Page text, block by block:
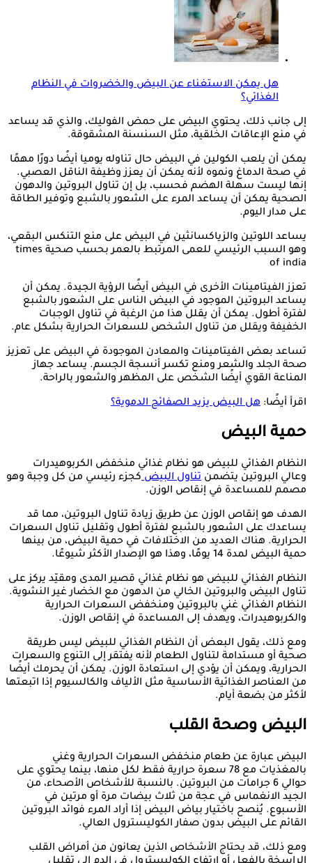
هل يمكن الاستغناء عن البيض والخضروات في النظام
الغذائي؟
إلى جانب ذلك، يحتوي البيض على حمض الفوليك، والذي قد يساعد
في منع الإعاقات الخلقية، مثل السنسنة المشقوقة.
يمكن أن يلعب الكولين في البيض حال تناوله يوميا أيضًا دورًا مهمًا
في صحة الدماغ ونموه لأنه يمكن أن يعزز وظيفة الناقل العصبي.
إنها ليست سهلة الهضم فحسب، بل إن تناول البروتين والدهون
الصحية يمكن أن يساعد المرء على الشعور بالشبع وتوفير الطاقة
على مدار اليوم.
يساعد اللوتين والزياكسانثين في البيض على منع التنكس البقعي،
وهو السبب الرئيسي للعمى المرتبط بالعمر بحسب صحية times
of india
تعزز الفيتامينات الأخرى في البيض أيضًا الرؤية الجيدة. يمكن أن
يساعد البروتين الموجود في البيض الناس على الشعور بالشبع
لفترة أطول. يمكن أن يقلل هذا من الرغبة في تناول الوجبات
الخفيفة ويقلل من تناول الشخص للسعرات الحرارية بشكل عام.
تساعد بعض الفيتامينات والمعادن الموجودة في البيض على تعزيز
صحة الجلد والشعر ومنع تكسر أنسجة الجسم. يساعد جهاز
المناعة القوي أيضًا الشخص على المظهر والشعور بالراحة.
اقرأ أيضًا: هل البيض يزيد الصفائح الدموية؟
حمية البيض
النظام الغذائي للبيض هو نظام غذائي منخفض الكربوهيدرات
وعالي البروتين يتضمن تناول البيضكجزء رئيسي من كل وجبة وهو
مصمم للمساعدة في إنقاص الوزن.
الهدف هو إنقاص الوزن عن طريق زيادة تناول البروتين، مما قد
يساعدك على الشعور بالشبع لفترة أطول وتقليل تناول السعرات
الحرارية. هناك العديد من الاختلافات في حمية البيض، من بينها
حمية البيض لمدة 14 يومًا، وهذا هو الإصدار الأكثر شيوعًا.
النظام الغذائي للبيض هو نظام غذائي قصير المدى ومقيّد يركز على
تناول البيض والبروتين الخالي من الدهون مع الخضار غير النشوية.
النظام الغذائي غني بالبروتين ومنخفض السعرات الحرارية
والكربوهيدرات، ويهدف إلى المساعدة في إنقاص الوزن.
ومع ذلك، يقول البعض أن النظام الغذائي للبيض ليس طريقة
صحية أو مستدامة لتناول الطعام لأنه يفتقر إلى التنوع والسعرات
الحرارية، ويمكن أن يؤدي إلى استعادة الوزن. يمكن أن يحرمك أيضًا
من العناصر الغذائية الأساسية مثل الألياف والكالسيوم إذا اتبعتها
لأكثر من بضعة أيام.
البيض وصحة القلب
البيض عبارة عن طعام منخفض السعرات الحرارية وغني
بالمغذيات مع 78 سعرة حرارية فقط لكل منها، بينما يحتوي على
حوالي 6 جرامات من البروتين. بالنسبة للأشخاص الأصحاء، من
الجيد الانغماس في عجة من ثلاث بيضات مرة أو مرتين في
الأسبوع. يُنصح باختيار بياض البيض إذا أراد المرء فوائد البروتين
القائم على البيض بدون صفار الكوليسترول العالي.
ومع ذلك، قد يحتاج الأشخاص الذين يعانون من أمراض القلب